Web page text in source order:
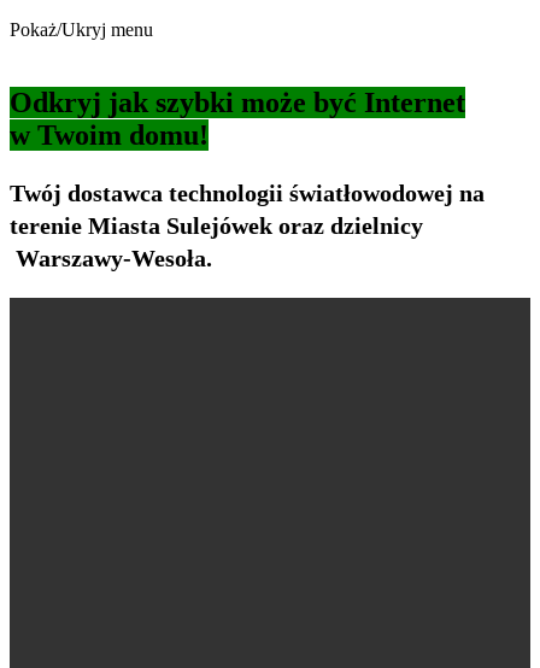
Pokaż/Ukryj menu
Odkryj jak szybki może być Internet
w Twoim domu!
Twój dostawca technologii światłowodowej na
terenie Miasta Sulejówek oraz dzielnicy
Warszawy-Wesoła.